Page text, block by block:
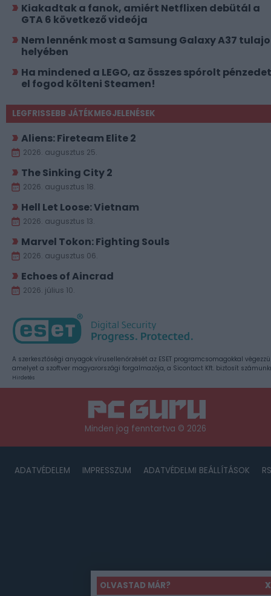
OLVASTAD MÁR? X
Kiakadtak a fanok, amiért Netflixen debütál a
GTA 6 következő videója
Nem lennénk most a Samsung Galaxy A37
helyében
Ha mindened a LEGO, az összes spórolt pénzedet
el fogod költeni Steamen!
LEGFRISSEBB JÁTÉKMEGJELENÉSEK
Aliens: Fireteam Elite 2
2026. augusztus 25.
The Sinking City 2
2026. augusztus 18.
Hell Let Loose: Vietnam
2026. augusztus 13.
Marvel Tokon: Fighting Souls
2026. augusztus 06.
Echoes of Aincrad
2026. július 10.
A szerkesztőségi anyagok vírusellenőrzését az ESET programcsomagokkal
amelyet a szoftver magyarországi forgalmazója, a Sicontact Kft. biztosít
Hirdetés
Minden jog fenntartva © 2026
ADATVÉDELEM IMPRESSZUM ADATVÉDELMI BEÁLLÍTÁSOK